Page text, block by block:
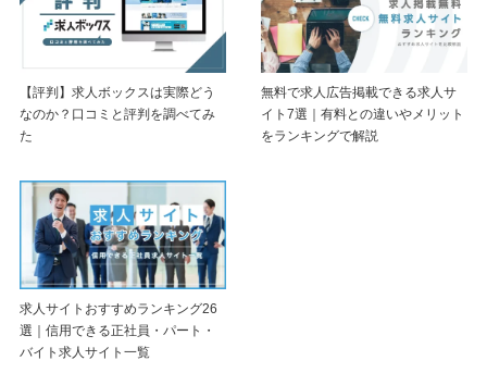
【評判】求人ボックスは実際どう
なのか？口コミと評判を調べてみ
た
無料で求人広告掲載できる求人サ
イト7選｜有料との違いやメリット
をランキングで解説
求人サイトおすすめランキング26
選｜信用できる正社員・パート・
バイト求人サイト一覧